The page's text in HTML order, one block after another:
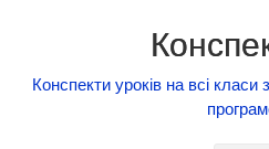
Конспекти уроків на всі